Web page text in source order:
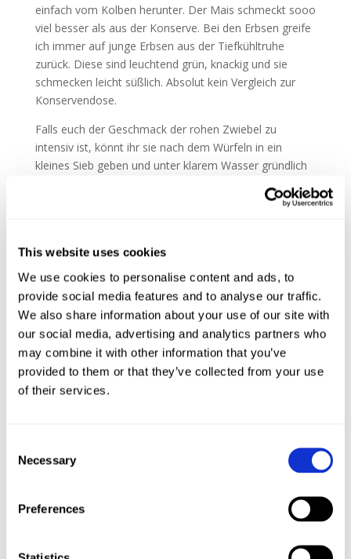
This website uses cookies
We use cookies to personalise content and ads, to
provide social media features and to analyse our traffic.
We also share information about your use of our site with
our social media, advertising and analytics partners who
may combine it with other information that you’ve
provided to them or that they’ve collected from your use
of their services.
Selection
Necessary
Preferences
einfach vom Kolben herunter. Der Mais schmeckt sooo
viel besser als aus der Konserve. Bei den Erbsen greife
ich immer auf junge Erbsen aus der Tiefkühltruhe
zurück. Diese sind leuchtend grün, knackig und sie
schmecken leicht süßlich. Absolut kein Vergleich zur
Konservendose.
Falls euch der Geschmack der rohen Zwiebel zu
intensiv ist, könnt ihr sie nach dem Würfeln in ein
kleines Sieb geben und unter klarem Wasser gründlich
abspülen. Der Geschmack der Zwiebel wird dadurch
Was ihr für eine große Schüssel
Nudelsalat benötigt:
500 g Nudeln
250 ml Miracel Whip
100 ml Gurkenwasser (von den sauren Gurken, ihr
wisst schon 😀 )
2 TL Senf (Schmeckt man am Ende nicht raus, aber
den Saft einer halben Zitrone
10 Cherrytomaten, geviertelt